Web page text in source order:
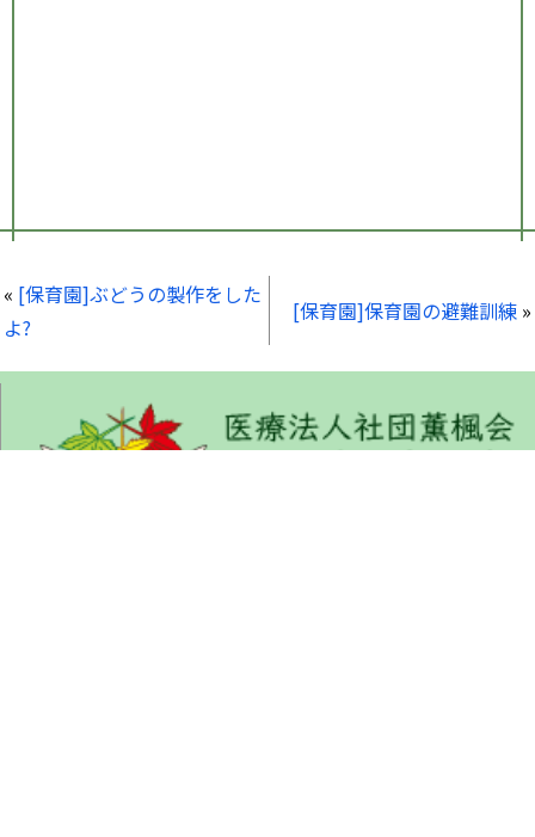
« [保育園]ぶどうの製作をした
よ?
[保育園]保育園の避難訓練 »